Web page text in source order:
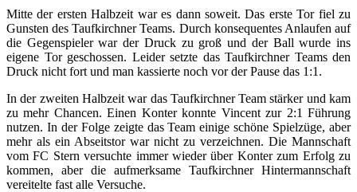
Mitte der ersten Halbzeit war es dann soweit. Das erste Tor fiel zu
Gunsten des Taufkirchner Teams. Durch konsequentes Anlaufen auf
die Gegenspieler war der Druck zu groß und der Ball wurde ins
eigene Tor geschossen. Leider setzte das Taufkirchner Teams den
Druck nicht fort und man kassierte noch vor der Pause das 1:1.
In der zweiten Halbzeit war das Taufkirchner Team stärker und kam
zu mehr Chancen. Einen Konter konnte Vincent zur 2:1 Führung
nutzen. In der Folge zeigte das Team einige schöne Spielzüge, aber
mehr als ein Abseitstor war nicht zu verzeichnen. Die Mannschaft
vom FC Stern versuchte immer wieder über Konter zum Erfolg zu
kommen, aber die aufmerksame Taufkirchner Hintermannschaft
vereitelte fast alle Versuche.